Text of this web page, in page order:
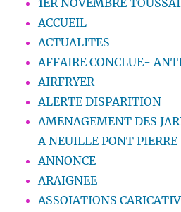
1ER NOVEMBRE
ACCUEIL
ACTUALITES
AFFAIRE CONCLUE-
AIRFRYER
ALERTE DISPARITION
AMENAGEMENT DES
A NEUILLE PONT PIERRE
ANNONCE
ARAIGNEE
ASSOIATIONS